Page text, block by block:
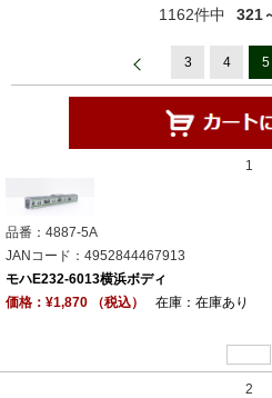
1162件中 321
3 4 5
1
品番：4887-5A
JANコード：4952844467913
モハE232-6013横浜ボディ
価格：¥1,870 （税込）
在庫：在庫あり
2